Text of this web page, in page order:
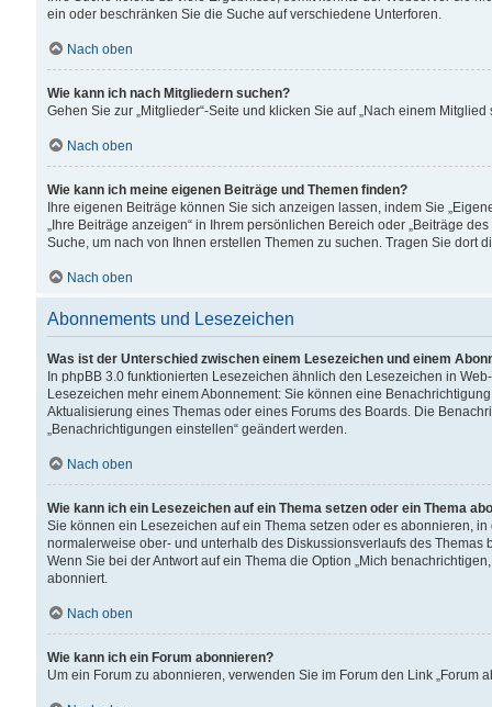
ein oder beschränken Sie die Suche auf verschiedene Unterforen.
Nach oben
Wie kann ich nach Mitgliedern suchen?
Gehen Sie zur „Mitglieder“-Seite und klicken Sie auf „Nach einem Mitglied
Nach oben
Wie kann ich meine eigenen Beiträge und Themen finden?
Ihre eigenen Beiträge können Sie sich anzeigen lassen, indem Sie
„Ihre Beiträge anzeigen“ in Ihrem persönlichen Bereich oder „Beiträge
Suche, um nach von Ihnen erstellen Themen zu suchen. Tragen Sie dort
Nach oben
Abonnements und Lesezeichen
Was ist der Unterschied zwischen einem Lesezeichen und einem
In phpBB 3.0 funktionierten Lesezeichen ähnlich den Lesezeichen in
Lesezeichen mehr einem Abonnement: Sie können eine
Aktualisierung eines Themas oder eines Forums des Boards. Die
„Benachrichtigungen einstellen“ geändert werden.
Nach oben
Wie kann ich ein Lesezeichen auf ein Thema setzen oder ein Thema
Sie können ein Lesezeichen auf ein Thema setzen oder es abonnieren,
normalerweise ober- und unterhalb des Diskussionsverlaufs des Themas
Wenn Sie bei der Antwort auf ein Thema die Option „Mich
abonniert.
Nach oben
Wie kann ich ein Forum abonnieren?
Um ein Forum zu abonnieren, verwenden Sie im Forum den Link „Forum